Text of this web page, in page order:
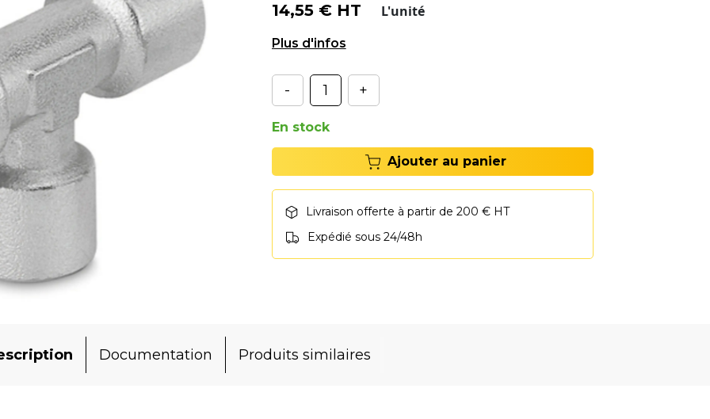
14,55 € HT L'unité
Raccord Té - Taraudage 1/2"F.
- +
En stock
Ajouter au panier
Livraison offerte à partir de 200 € HT
Expédié sous 24/48h
Documentation Produits similaires